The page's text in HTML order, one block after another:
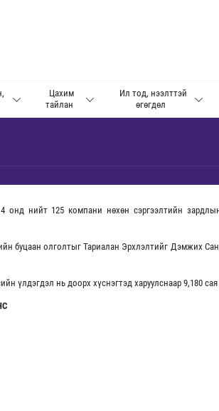
Цахим
тайлан
Ил тод, нээлттэй
өгөгдөл
онд нийт 125 компани нөхөн сэргээлтийн
буцаан олголтыг Тариалан Эрхлэлтийг Дэмжих
үлдэгдэл нь доорх хүснэгтэд харуулснаар 9,180 сая